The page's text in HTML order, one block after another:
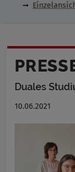
Duales
10.06.2021